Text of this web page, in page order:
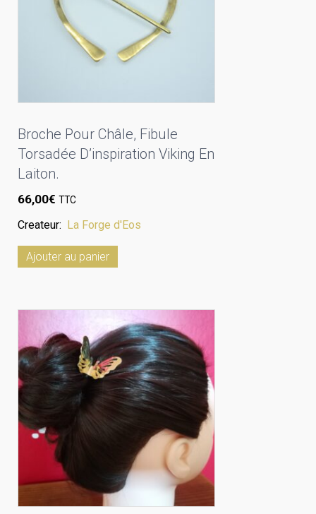
Broche Pour Châle, Fibule
Torsadée D’inspiration Viking En
Laiton.
66,00€ TTC
Createur: La Forge d'Eos
Ajouter au panier